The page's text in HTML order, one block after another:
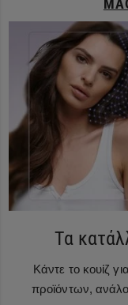
Τα
Κάντε το κουίζ
προϊόντων,